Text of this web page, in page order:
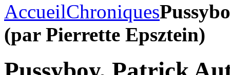
AccueilChroniques
(par Pierrette Epsztein)